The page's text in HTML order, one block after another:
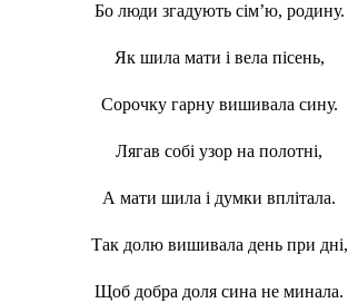
Бо люди згадують сім’ю, родину.
Як шила мати і вела пісень,
Сорочку гарну вишивала сину.
Лягав собі узор на полотні,
А мати шила і думки вплітала.
Так долю вишивала день при дні,
Щоб добра доля сина не минала.